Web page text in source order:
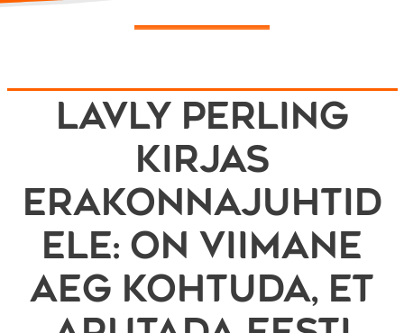
Lavly Perling
kirjas
erakonnajuhtid
ele: on viimane
aeg kohtuda, et